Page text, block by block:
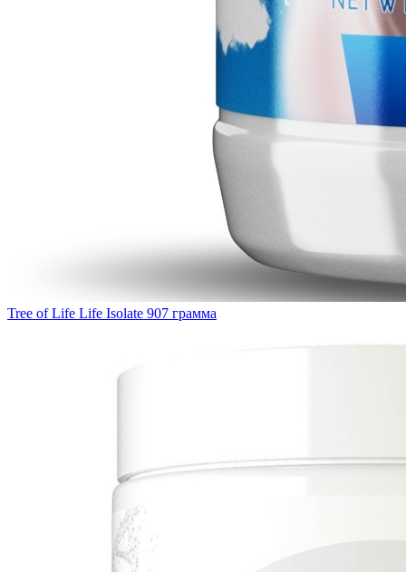
Tree of Life Life Isolate 907 грамма